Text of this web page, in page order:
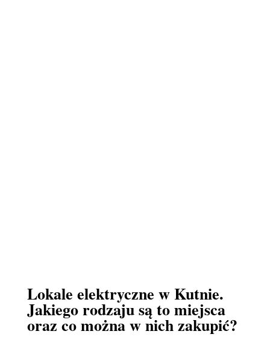
Lokale elektryczne w Kutnie.
Jakiego rodzaju są to miejsca
oraz co można w nich zakupić?